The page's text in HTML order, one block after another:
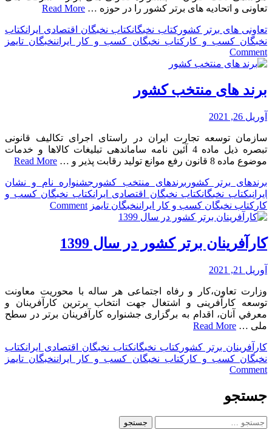
تعاونی و اتحادیه های برتر کشور را در حوزه … Read More
تعاونی های برتر کشورکتاب نخبگانکتاب نخبگان اقتصادی ایرانکتاب
نخبگان کسب و کارکتاب نخبگان کسب و کار ایراننخبگان تایمز
Comment
on
تعاونی
برتر
کشور
برند های منتخب کشور
آوریل 26, 2021
سازمان توسعه تجارت ایران در راستای اجرای تکالیف قانونی
تبصره ذیل ماده 4 آئین نامه ساماندهی تبلیغات کالاها و خدمات
موضوع ماده 8 قانون رفع موانع تولید رقابت پذیر و …
Read More
برندهای برتر کشور برندهای منتخب کشور جشنواره نام و نشان
ایرانیکتاب نخبگانکتاب نخبگان اقتصادی ایرانکتاب نخبگان کسب و
کار کتاب نخبگان کسب و کار ایراننخبگان تایمز Comment
on
کارآفرینان برتر کشور در سال 1399
آوریل 21, 2021
وزارت تعاون،کار و رفاه اجتماعی هر ساله با محوریت معاونت
توسعه کارآفرینی و اشتغال جهت انتخاب برترين کارآفرينان و
معرفي آنان، اقدام به برگزاری جشنواره کارآفرينان برتر در سطح
ملی … Read More
کارآفرینان برتر کشور کتاب نخبگانکتاب نخبگان اقتصادی ایرانکتاب
نخبگان کسب و کارکتاب نخبگان کسب و کار ایراننخبگان تایمز
Comment
on
کشور
در
سال
جستجو
جستجو